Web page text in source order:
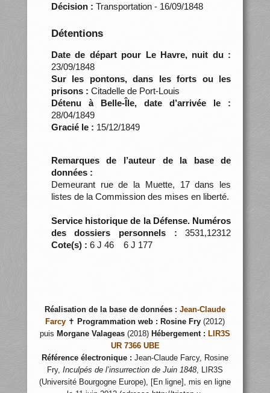
Décision : Transportation - 16/09/1848
Détentions
Date de départ pour Le Havre, nuit du :
23/09/1848
Sur les pontons, dans les forts ou les
prisons : Citadelle de Port-Louis
Détenu à Belle-Île, date d’arrivée le :
28/04/1849
Gracié le : 15/12/1849
Remarques de l’auteur de la base de
données :
Demeurant rue de la Muette, 17 dans les
listes de la Commission des mises en liberté.
Service historique de la Défense. Numéros
des dossiers personnels :3531,12312
Cote(s) : 6 J 46 6 J 177
Réalisation de la base de données : Jean-Claude
Farcy ✝ Programmation web : Rosine Fry (2012)
puis Morgane Valageas (2018) Hébergement : LIR3S
UR 7366 UBE
Référence électronique : Jean-Claude Farcy, Rosine
Fry, Inculpés de l’insurrection de Juin 1848, LIR3S
(Université Bourgogne Europe), [En ligne], mis en ligne